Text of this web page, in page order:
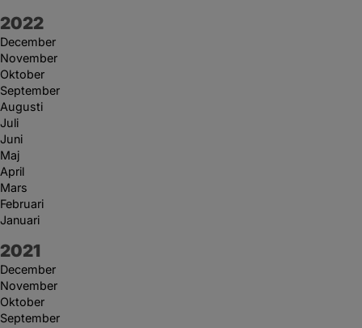
År:
2022
December
November
Oktober
September
Augusti
Juli
Juni
Maj
April
Mars
Februari
Januari
År:
2021
December
November
Oktober
September